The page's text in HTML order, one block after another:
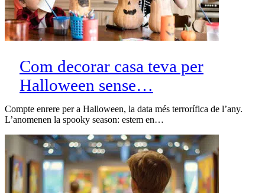
Com decorar casa teva per
Halloween sense…
Compte enrere per a Halloween, la data més terrorífica de l’any.
L’anomenen la spooky season: estem en…